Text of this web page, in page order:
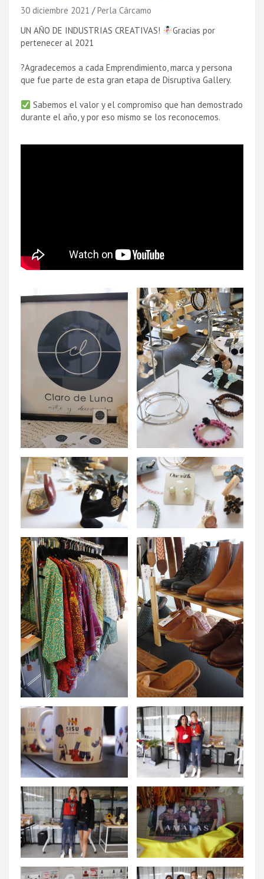
30 diciembre 2021
Perla Cárcamo
UN AÑO DE INDUSTRIAS CREATIVAS!
⁣Gracias por
pertenecer al 2021 ⁣
?Agradecemos a cada Emprendimiento, marca y persona
que fue parte de esta gran etapa de Disruptiva Gallery.⁣
Sabemos el valor y el compromiso que han demostrado
durante el año, y por eso mismo se los reconocemos.⁣